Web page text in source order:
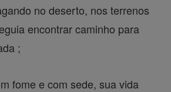
no deserto, nos terrenos
encontrar caminho para
;
fome e com sede, sua vida